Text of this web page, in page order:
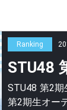
Ranking
STU48
STU48 第2期
第2期生オー